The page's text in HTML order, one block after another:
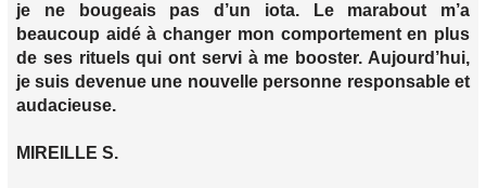
je ne bougeais pas d’un iota. Le marabout m’a
beaucoup aidé à changer mon comportement en plus
de ses rituels qui ont servi à me booster. Aujourd’hui,
je suis devenue une nouvelle personne responsable et
audacieuse.
MIREILLE S.